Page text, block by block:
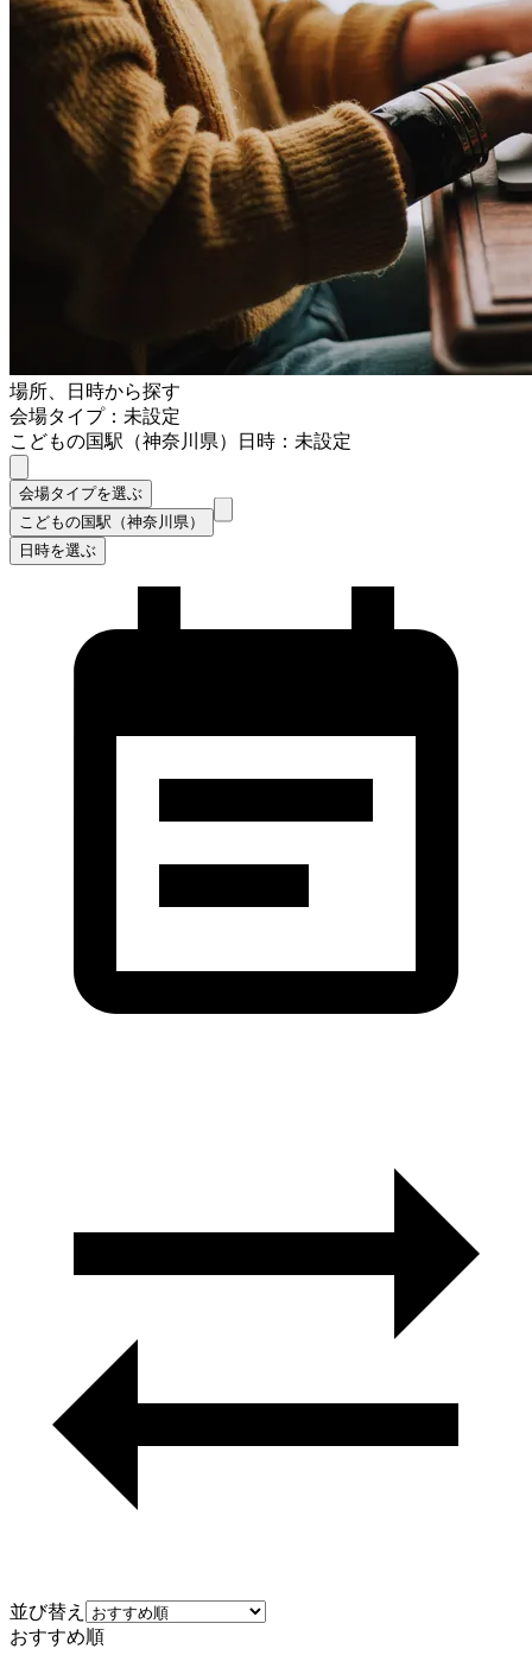
場所、日時から探す
会場タイプ：未設定
こどもの国駅（神奈川県）
日時：未設定
会場タイプを選ぶ
こどもの国駅（神奈川県）
日時を選ぶ
並び替え
おすすめ順